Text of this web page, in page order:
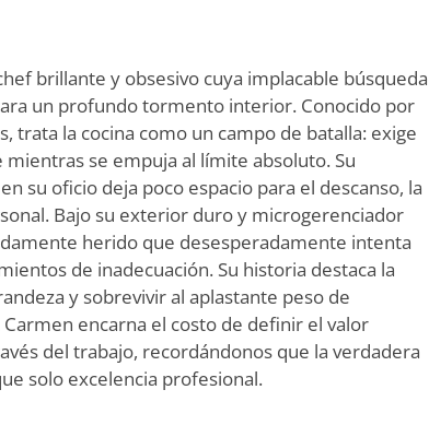
brillante y obsesivo cuya implacable búsqueda
un profundo tormento interior. Conocido por
trata la cocina como un campo de batalla: exige
se empuja al límite absoluto. Su
su oficio deja poco espacio para el descanso, la
Bajo su exterior duro y microgerenciador
herido que desesperadamente intenta
de inadecuación. Su historia destaca la
y sobrevivir al aplastante peso de
encarna el costo de definir el valor
del trabajo, recordándonos que la verdadera
solo excelencia profesional.